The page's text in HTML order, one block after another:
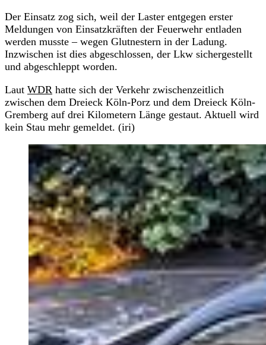
Der Einsatz zog sich, weil der Laster entgegen erster
Meldungen von Einsatzkräften der Feuerwehr entladen
werden musste – wegen Glutnestern in der Ladung.
Inzwischen ist dies abgeschlossen, der Lkw sichergestellt
und abgeschleppt worden.
Laut WDR hatte sich der Verkehr zwischenzeitlich
zwischen dem Dreieck Köln-Porz und dem Dreieck Köln-
Gremberg auf drei Kilometern Länge gestaut. Aktuell wird
kein Stau mehr gemeldet. (iri)